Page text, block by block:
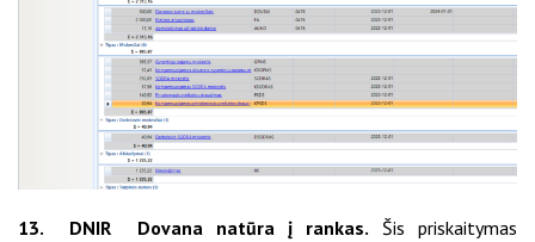
13. DNIR Dovana natūra į rankas. Šis priskaitymas